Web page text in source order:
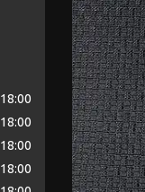
18:00
18:00
18:00
18:00